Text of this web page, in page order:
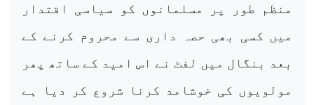
منظم طور پر مسلمانوں کو سیاسی اقتدار
میں کسی بھی حصہ داری سے محروم کرنے کے
بعد بنگال میں لفٹ نے اس امید کے ساتھ پھر
مولویوں کی خوشامد کرنا شروع کر دیا ہے